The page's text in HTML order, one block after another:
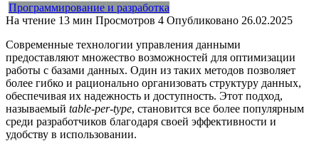
Программирование и разработка
На чтение 13 мин Просмотров 4 Опубликовано 26.02.2025
Современные технологии управления данными
предоставляют множество возможностей для оптимизации
работы с базами данных. Один из таких методов позволяет
более гибко и рационально организовать структуру данных,
обеспечивая их надежность и доступность. Этот подход,
называемый table-per-type, становится все более популярным
среди разработчиков благодаря своей эффективности и
удобству в использовании.